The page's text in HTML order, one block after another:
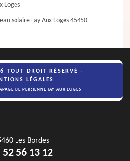
Loges
solaire Fay Aux Loges 45450
TOUT DROIT RÉSERVÉ -
LÉGALES
DE PERSIENNE FAY AUX LOGES
Les Bordes
52 56 13 12